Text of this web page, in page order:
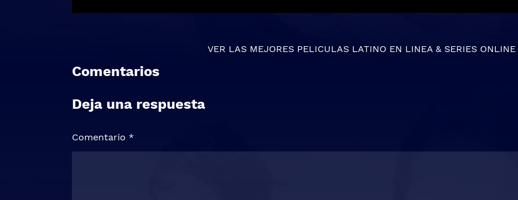
VER LAS MEJORES PELICULAS LATINO EN LINEA& SERIES ONLINE
Comentarios
Deja una respuesta
Comentario *